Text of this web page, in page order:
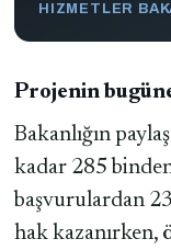
HIZMETLER
Projenin
Bakanlığın
kadar 285
başvurulardan
hak kazanırken,